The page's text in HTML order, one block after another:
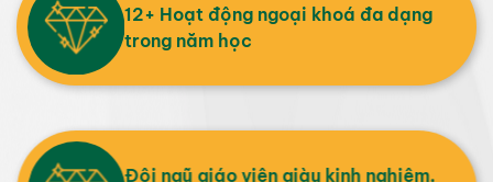
12+ Hoạt động ngoại khoá đa dạng
trong năm học
Đội ngũ giáo viên giàu kinh nghiệm,